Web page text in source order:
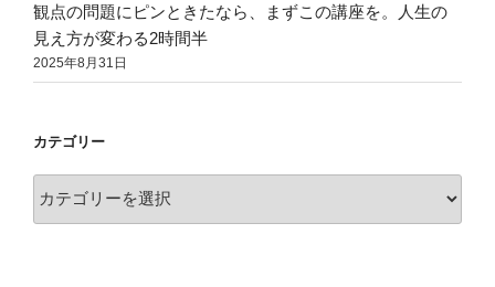
観点の問題にピンときたなら、まずこの講座を。人生の
見え方が変わる2時間半
2025年8月31日
カテゴリー
テ